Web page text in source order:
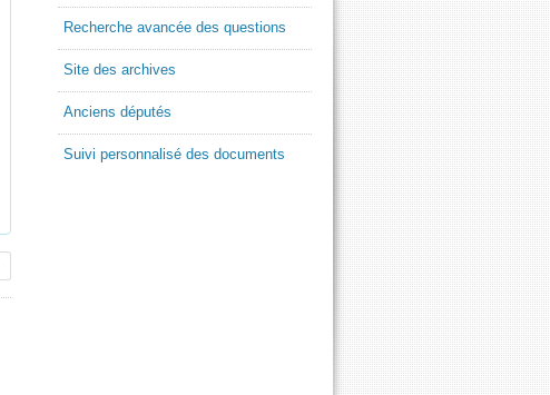
Recherche avancée des questions
Site des archives
Anciens députés
Suivi personnalisé des documents